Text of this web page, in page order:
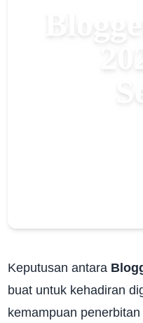
Keputusan antara
buat untuk kehadiran
kemampuan